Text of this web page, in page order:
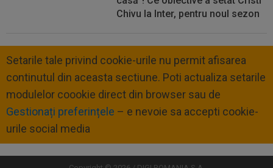
Chivu la Inter, pentru noul sezon
Setarile tale privind cookie-urile nu permit afisarea
continutul din aceasta sectiune. Poti actualiza setarile
modulelor coookie direct din browser sau de
Gestionați preferințele – e nevoie sa accepti cookie-
urile social media